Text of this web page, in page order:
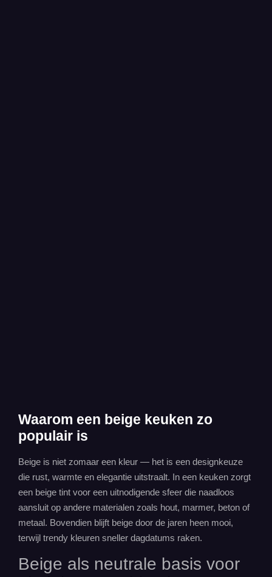
Waarom een beige keuken zo
populair is
Beige is niet zomaar een kleur — het is een designkeuze
die rust, warmte en elegantie uitstraalt. In een keuken zorgt
een beige tint voor een uitnodigende sfeer die naadloos
aansluit op andere materialen zoals hout, marmer, beton of
metaal. Bovendien blijft beige door de jaren heen mooi,
terwijl trendy kleuren sneller dagdatums raken.
Beige als neutrale basis voor